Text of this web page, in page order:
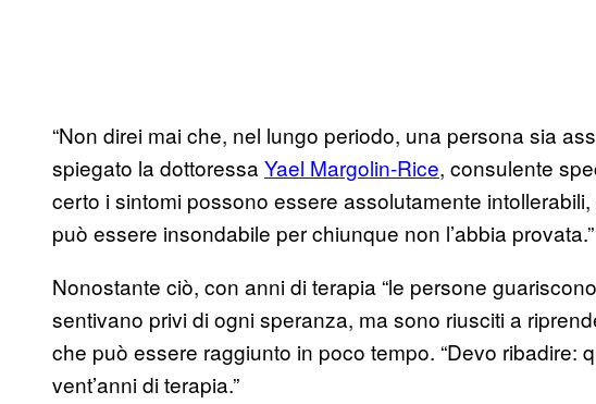
“Non direi mai che, nel lungo periodo, una persona sia
spiegato la dottoressa Yael Margolin-Rice, consulente
certo i sintomi possono essere assolutamente
può essere insondabile per chiunque non l’abbia provata.”
Nonostante ciò, con anni di terapia “le persone
sentivano privi di ogni speranza, ma sono riusciti a
che può essere raggiunto in poco tempo. “Devo ribadire:
vent’anni di terapia.”